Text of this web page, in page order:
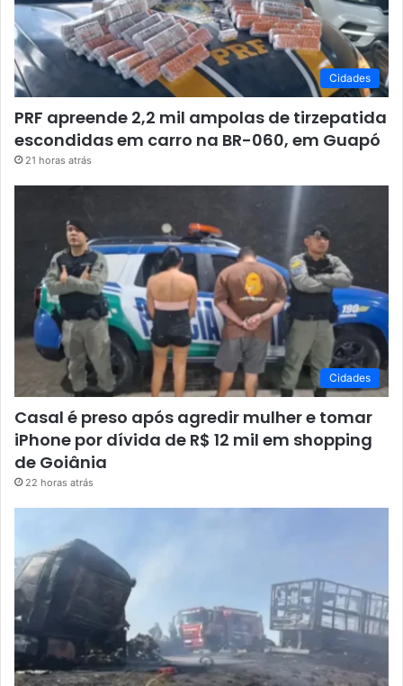
Cidades
PRF apreende 2,2 mil ampolas de tirzepatida
escondidas em carro na BR-060, em Guapó
21 horas atrás
Cidades
Casal é preso após agredir mulher e tomar
iPhone por dívida de R$ 12 mil em shopping
de Goiânia
22 horas atrás